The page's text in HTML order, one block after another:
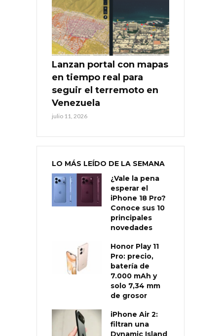
Lanzan portal con mapas
en tiempo real para
seguir el terremoto en
Venezuela
julio 11, 2026
LO MÁS LEÍDO DE LA SEMANA
¿Vale la pena
esperar el
iPhone 18 Pro?
Conoce sus 10
principales
novedades
Honor Play 11
Pro: precio,
batería de
7.000 mAh y
solo 7,34 mm
de grosor
iPhone Air 2:
filtran una
Dynamic Island